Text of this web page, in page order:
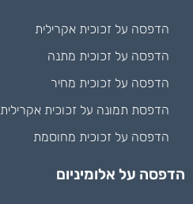
הדפסה על זכוכית אקרילית
הדפסה על זכוכית מתנה
הדפסה על זכוכית מחיר
הדפסת תמונה על זכוכית אקרילית
הדפסה על זכוכית מחוסמת
הדפסה על אלומיניום